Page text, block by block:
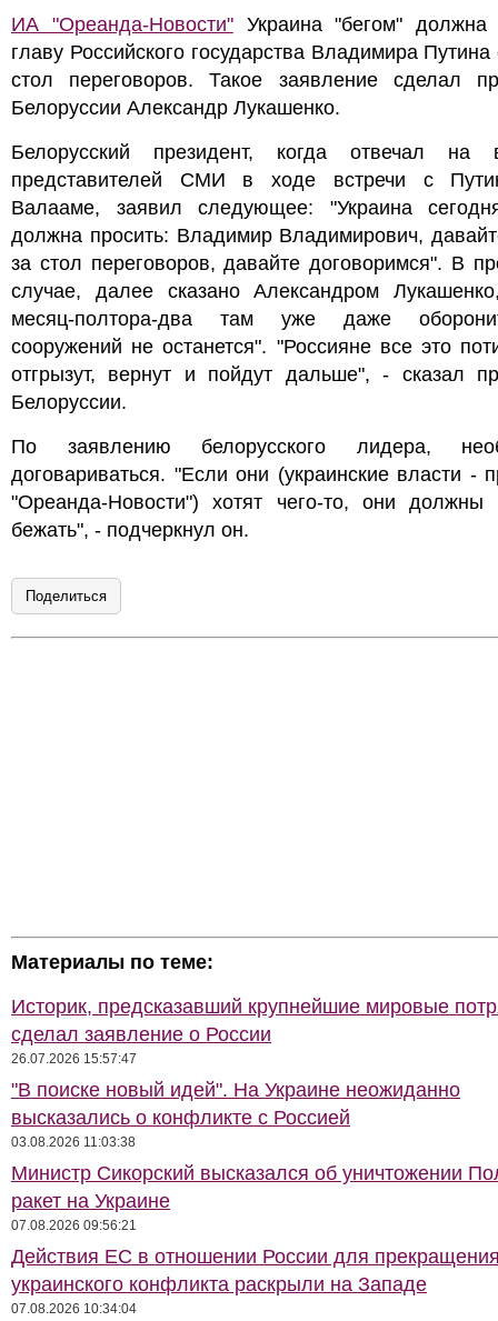
ИА "Ореанда-Новости"Украина "бегом" должна
главу Российского государства Владимира Путина
стол переговоров. Такое заявление сделал
Белоруссии Александр Лукашенко.
Белорусский президент, когда отвечал на
представителей СМИ в ходе встречи с
Валааме, заявил следующее: "Украина
должна просить: Владимир Владимирович,
за стол переговоров, давайте договоримся". В
случае, далее сказано Александром
месяц-полтора-два там уже даже
сооружений не останется". "Россияне все это
отгрызут, вернут и пойдут дальше", - сказал
Белоруссии.
По заявлению белорусского лидера,
договариваться. "Если они (украинские власти -
"Ореанда-Новости") хотят чего-то, они должны
бежать", - подчеркнул он.
Поделиться
Материалы по теме:
Историк, предсказавший крупнейшие мировые
сделал заявление о России
26.07.2026 15:57:47
"В поиске новый идей". На Украине неожиданно
высказались о конфликте с Россией
03.08.2026 11:03:38
Министр Сикорский высказался об уничтожении
ракет на Украине
07.08.2026 09:56:21
Действия ЕС в отношении России для
украинского конфликта раскрыли на Западе
07.08.2026 10:34:04